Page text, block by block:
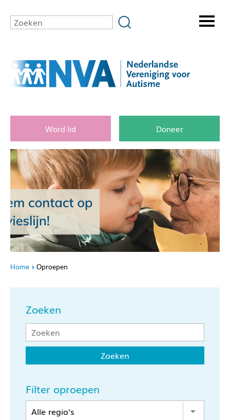
Word lid Doneer
Home Oproepen
Zoeken
Filter oproepen